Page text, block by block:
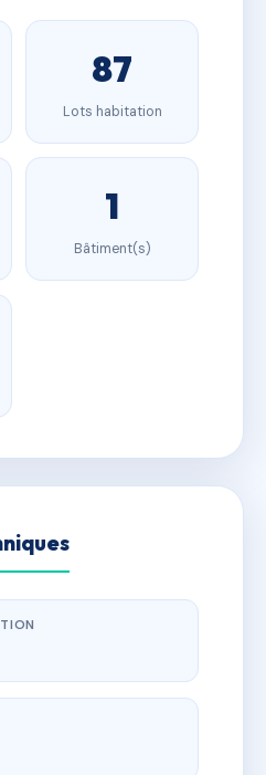
87
Lots habitation
1
Bâtiment(s)